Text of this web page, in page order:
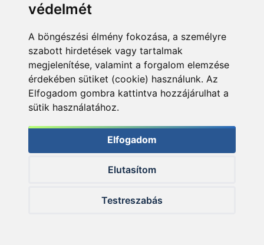
védelmét
A böngészési élmény fokozása, a személyre
szabott hirdetések vagy tartalmak
megjelenítése, valamint a forgalom elemzése
érdekében sütiket (cookie) használunk. Az
Elfogadom gombra kattintva hozzájárulhat a
sütik használatához.
Elfogadom
Elutasítom
Testreszabás
Céginformáció
ÁSZF
Adatkezelési tájékoztató
Impresszum
Akadálymentesítési nyilatkozat
Elállás